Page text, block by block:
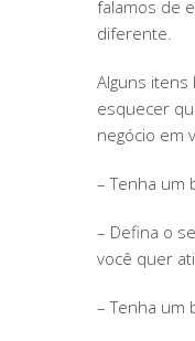
falamos de
diferente.
Alguns
esquecer
negócio em
– Tenha um
– Defina o
você quer
– Tenha um